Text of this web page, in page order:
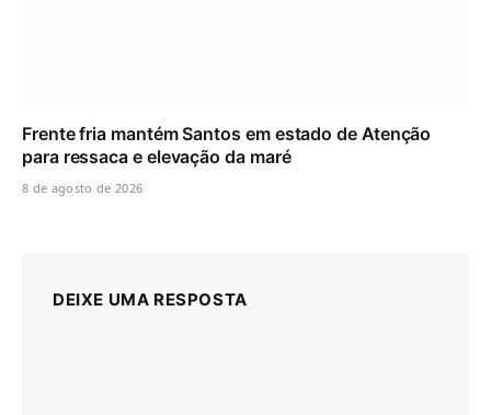
Frente fria mantém Santos em estado de Atenção
para ressaca e elevação da maré
8 de agosto de 2026
DEIXE UMA RESPOSTA